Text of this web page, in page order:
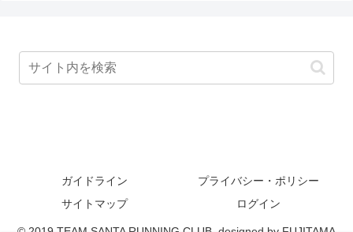
ガイドライン
プライバシー・ポリシー
サイトマップ
ログイン